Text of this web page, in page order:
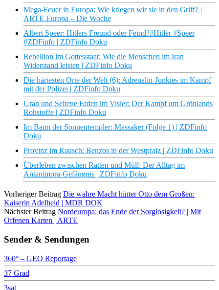
Mega-Feuer in Europa: Wie kriegen wir sie in den Griff? |
ARTE Europa – Die Woche
Albert Speer: Hitlers Freund oder Feind?#Hitler #Speer
#ZDFinfo | ZDFinfo Doku
Rebellion im Gottesstaat: Wie die Menschen im Iran
Widerstand leisten | ZDFinfo Doku
Die härtesten Orte der Welt (6): Adrenalin-Junkies im Kampf
mit der Polizei | ZDFinfo Doku
Uran und Seltene Erden im Visier: Der Kampf um Grönlands
Rohstoffe | ZDFinfo Doku
Im Bann der Sonnentempler: Massaker (Folge 1) | ZDFinfo
Doku
Provinz im Rausch: Benzos in der Westpfalz | ZDFinfo Doku
Überleben zwischen Ratten und Müll: Der Alltag im
Antanimora-Gefängnis | ZDFinfo Doku
Vorheriger Beitrag Die wahre Macht hinter Otto dem Großen:
Kaiserin Adelheid | MDR DOK
Nächster Beitrag Nordeuropa: das Ende der Sorglosigkeit? | Mit
Offenen Karten | ARTE
Sender & Sendungen
360° – GEO Reportage
37 Grad
3sat